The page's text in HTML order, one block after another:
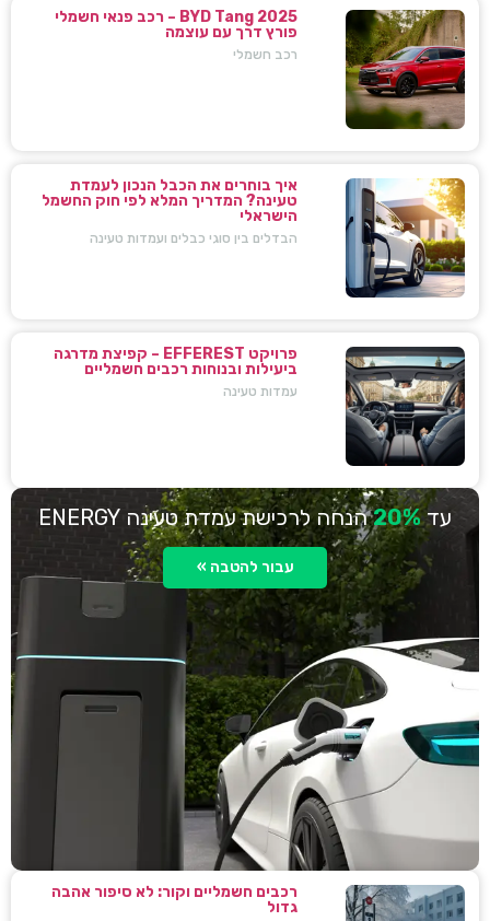
BYD Tang 2025 – רכב פנאי חשמלי
פורץ דרך עם עוצמה
רכב חשמלי
איך בוחרים את הכבל הנכון לעמדת
טעינה? המדריך המלא לפי חוק החשמל
הישראלי
הבדלים בין סוגי כבלים ועמדות טעינה
פרויקט EFFEREST – קפיצת מדרגה
ביעילות ובנוחות רכבים חשמליים
עמדות טעינה
עד20%הנחה לרכישת עמדת טעינה ENERGY
עבור להטבה »
רכבים חשמליים וקור: לא סיפור אהבה
גדול